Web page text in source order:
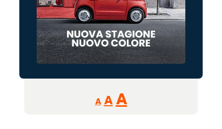
A
Reducir
tamaño
A Restablecer
tamaño
AAumentar